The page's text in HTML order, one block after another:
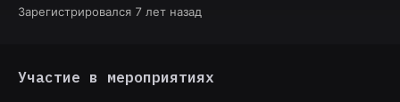
7
Зарегистрировался 7 лет назад
Участие в мероприятиях